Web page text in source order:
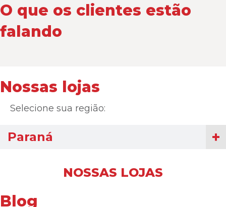
O que os clientes estão
falando
Nossas lojas
Selecione sua região:
Paraná
NOSSAS LOJAS
Blog